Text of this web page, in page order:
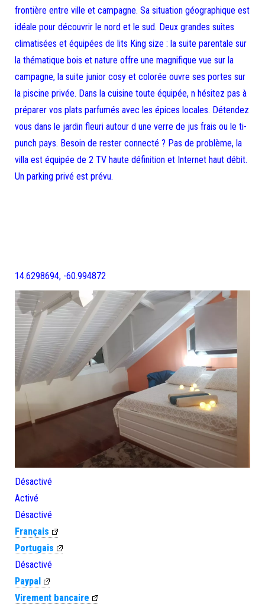
frontière entre ville et campagne. Sa situation géographique est
idéale pour découvrir le nord et le sud. Deux grandes suites
climatisées et équipées de lits King size : la suite parentale sur
la thématique bois et nature offre une magnifique vue sur la
campagne, la suite junior cosy et colorée ouvre ses portes sur
la piscine privée. Dans la cuisine toute équipée, n hésitez pas à
préparer vos plats parfumés avec les épices locales. Détendez
vous dans le jardin fleuri autour d une verre de jus frais ou le ti-
punch pays. Besoin de rester connecté ? Pas de problème, la
villa est équipée de 2 TV haute définition et Internet haut débit.
Un parking privé est prévu.
14.6298694, -60.994872
Désactivé
Activé
Désactivé
Français
Portugais
Désactivé
Paypal
Virement bancaire